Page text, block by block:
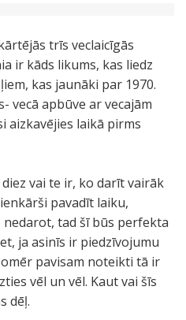
trīs veclaicīgās
ir kāds likums, kas liedz
kas jaunāki par 1970.
vecā apbūve ar vecajām
aizkavējies laikā pirms
vai te ir, ko darīt vairāk
pavadīt laiku,
tad šī būs perfekta
ja asinīs ir piedzīvojumu
pavisam noteikti tā ir
vēl un vēl. Kaut vai šīs
dēļ.